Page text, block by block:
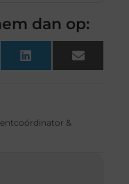
dan op:
LinkedIn Email
&